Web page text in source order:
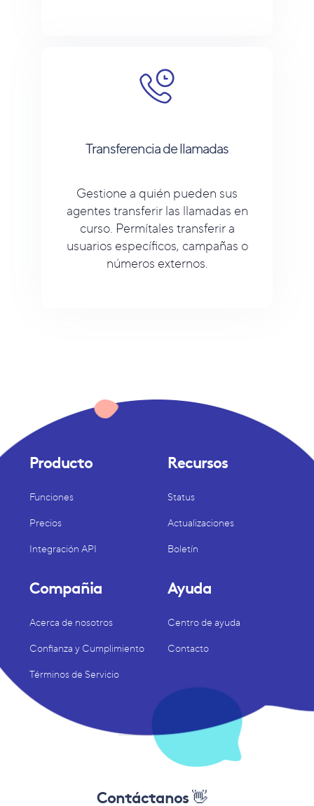
Transferencia de llamadas
Gestione a quién pueden sus
agentes transferir las llamadas en
curso. Permítales transferir a
usuarios específicos, campañas o
números externos.
Producto
Funciones
Precios
Integración API
Recursos
Status
Actualizaciones
Boletín
Compañia
Acerca de nosotros
Confianza y Cumplimiento
Términos de Servicio
Ayuda
Centro de ayuda
Contacto
Contáctanos 👋